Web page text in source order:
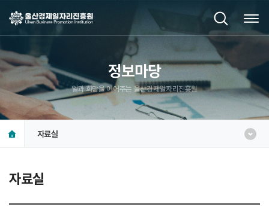
정보마당
일과 희망을 이어주는 울산경제일자리진흥원
자료실
자료실